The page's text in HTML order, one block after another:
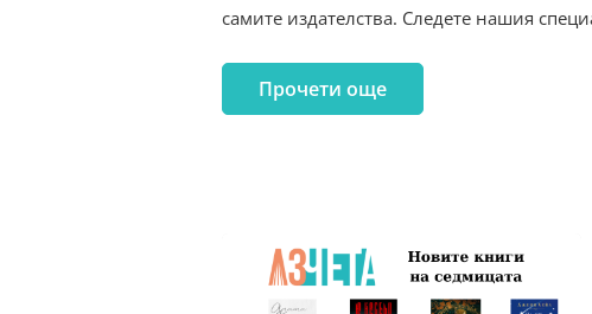
самите издателства. Следете нашия
Прочети още